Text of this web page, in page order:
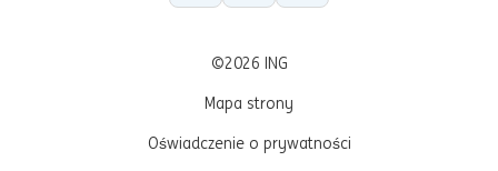
©2026 ING
Mapa strony
Oświadczenie o prywatności